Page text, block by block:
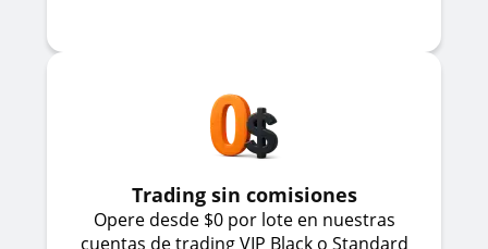
Trading sin comisiones
Opere desde $0 por lote en nuestras
cuentas de trading VIP Black o Standard